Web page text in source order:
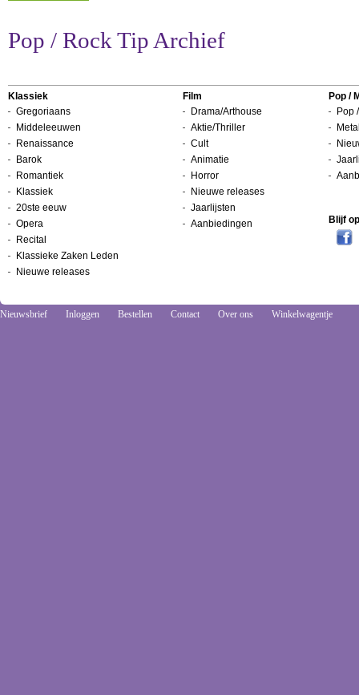
Pop / Rock Tip Archief
Klassiek
Gregoriaans
Middeleeuwen
Renaissance
Barok
Romantiek
Klassiek
20ste eeuw
Opera
Recital
Klassieke Zaken Leden
Nieuwe releases
Film
Drama/Arthouse
Aktie/Thriller
Cult
Animatie
Horror
Nieuwe releases
Jaarlijsten
Aanbiedingen
Pop /
Pop
Blijf
Nieuwsbrief Inloggen Bestellen Contact Over ons Winkelwagentje